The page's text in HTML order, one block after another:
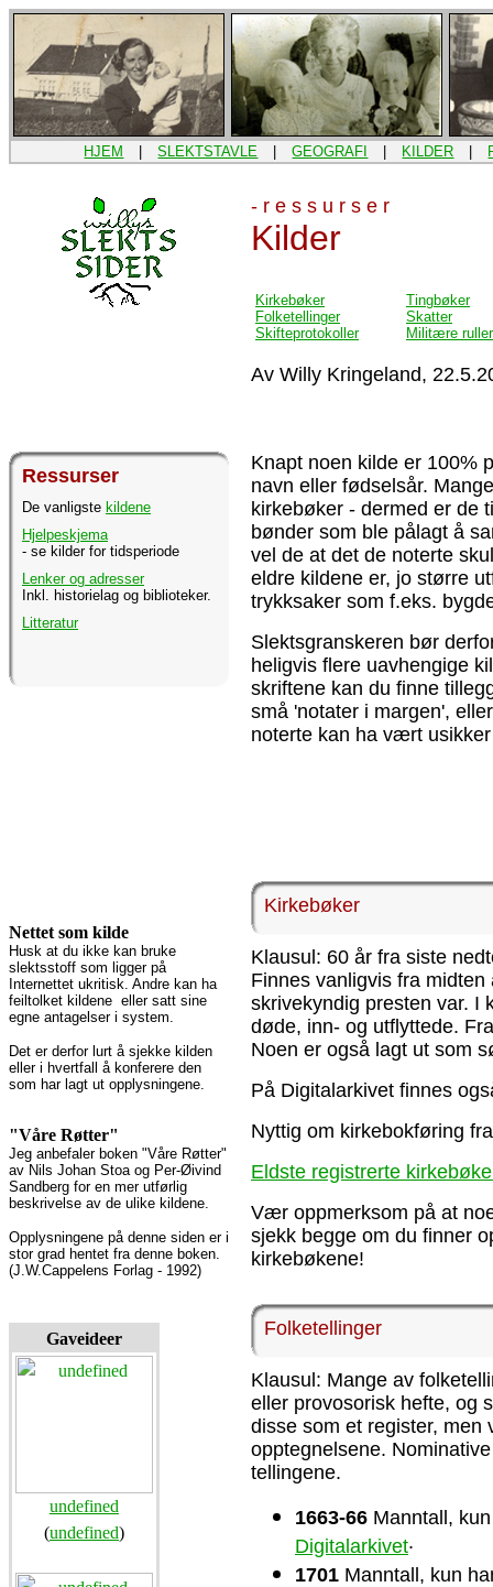
HJEM SLEKTSTAVLE GEOGRAFI KILDER
- r e s s u r s e r
Kilder
Kirkebøker
Folketellinger
Skifteprotokoller
Tingbøker
Skatter
Militære ruller
Av Willy Kringeland,
Ressurser
De vanligste kildene
Hjelpeskjema
- se kilder for tidsperiode
Lenker og adresser
Inkl. historielag og biblioteker.
Litteratur
Nettet som kilde
Husk at du ikke kan bruke
slektsstoff som ligger på
Internettet ukritisk. Andre kan ha
feiltolket kildene eller satt sine
egne antagelser i system.
Det er derfor lurt å sjekke kilden
eller i hvertfall å konferere den
som har lagt ut opplysningene.
"Våre Røtter"
Jeg anbefaler boken "Våre Røtter"
av Nils Johan Stoa og Per-Øivind
Sandberg for en mer utførlig
beskrivelse av de ulike kildene.
Opplysningene på denne siden er i
stor grad hentet fra denne boken.
(J.W.Cappelens Forlag - 1992)
Gaveideer
undefined
(undefined)
Knapt noen kilde er 100%
navn eller fødselsår.
kirkebøker - dermed er de
bønder som ble pålagt å
vel de at det de noterte
eldre kildene er, jo større
trykksaker som f.eks.
Slektsgranskeren bør
heligvis flere uavhengige
skriftene kan du finne
små 'notater i margen',
noterte kan ha vært
Kirkebøker
Klausul: 60 år fra siste
Finnes vanligvis fra
skrivekyndig presten var. I
døde, inn- og utflyttede.
Noen er også lagt ut som
På Digitalarkivet finnes
Nyttig om kirkebokføring
Eldste registrerte
Vær oppmerksom på at
sjekk begge om du finner
kirkebøkene!
Folketellinger
Klausul: Mange av
eller provosorisk hefte, og
disse som et register,
opptegnelsene.
tellingene.
1663-66 Manntall,
Digitalarkivet.
1701 Manntall, kun